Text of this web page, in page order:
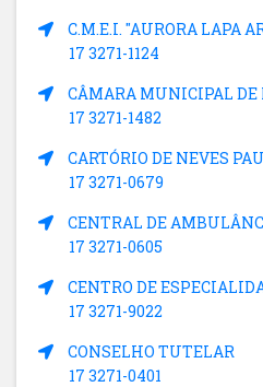
C.M.E.I. "AURORA LAPA
17 3271-1124
CÂMARA MUNICIPAL DE
17 3271-1482
CARTÓRIO DE NEVES
17 3271-0679
CENTRAL DE
17 3271-0605
CENTRO DE
17 3271-9022
CONSELHO TUTELAR
17 3271-0401